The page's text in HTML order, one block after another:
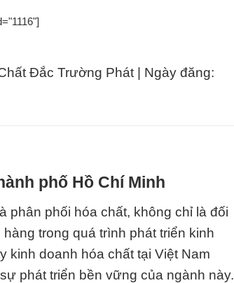
Đắc Trường Phát | Ngày đăng:
phố Hồ Chí Minh
phân phối hóa chất, không chỉ là đối
trong quá trình phát triển kinh
kinh doanh hóa chất tại Việt Nam
phát triển bền vững của ngành này.